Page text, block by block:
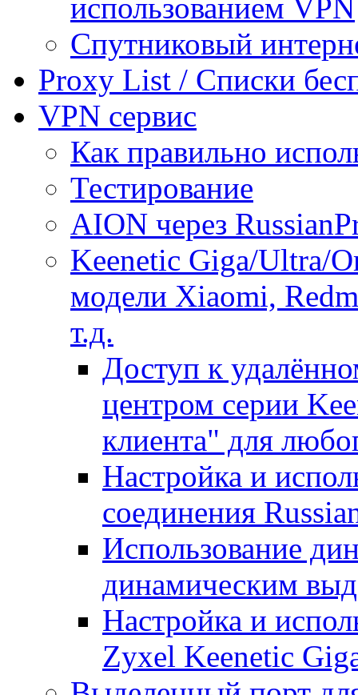
использованием VPN
Спутниковый
Proxy List / Списки
VPN сервис
Как правильно
Тестирование
AION через
Keenetic Giga/Ultra/
модели Xiaomi,
т.д.
Доступ к
центром серии
клиента" для
Настройка и
соединения
Использование
динамическим
Настройка и
Zyxel Keenetic